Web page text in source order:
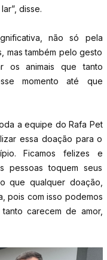
disse.
não só pela
mas também pelo gesto
os animais que tanto
momento até que
a equipe do Rafa Pet
essa doação para o
Ficamos felizes e
pessoas toquem seus
que qualquer doação,
pois com isso podemos
carecem de amor,